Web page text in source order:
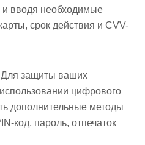
и вводя необходимые
срок действия и CVV-
Для защиты ваших
цифрового
дополнительные методы
код, пароль, отпечаток